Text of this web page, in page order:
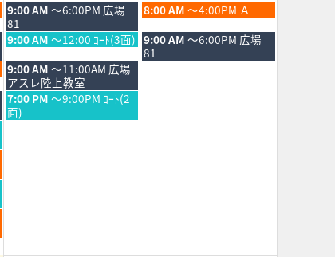
土
曜
日,
8
月
1st
2026
9:00 AM ～6:00PM 広場
81
日
曜
日,
8
月
8:00 AM ～4:00PM Ａ
土
曜
日,
8
月
1st
2026
9:00 AM ～12:00 ｺｰﾄ(3面) 日
曜
日,
9:00 AM ～6:00PM 広場
81
土
曜
日,
8
月
9:00 AM ～11:00AM 広場
アスレ陸上教室
土
曜
日,
7:00 PM ～9:00PM ｺｰﾄ(2
面)